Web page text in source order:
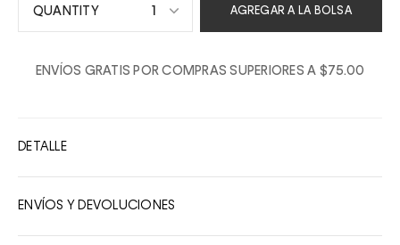
1
2
AGREGAR A LA BOLSA
ENVÍOS GRATIS POR COMPRAS SUPERIORES A $75.00
DETALLE
ENVÍOS Y DEVOLUCIONES